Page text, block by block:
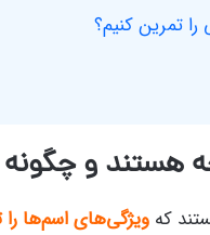
تمرین کنیم؟
و چگونه
که ویژگی‌های اسم‌ها